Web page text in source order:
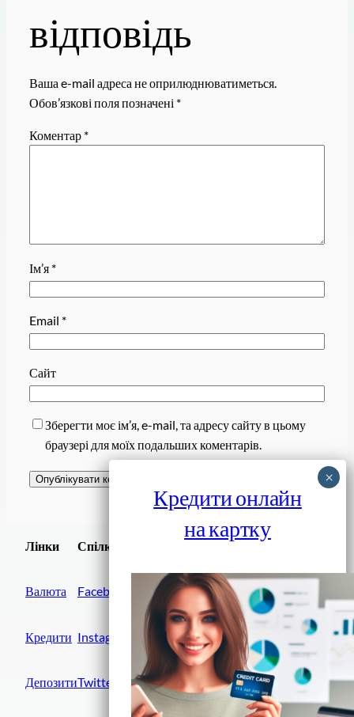
відповідь
Ваша e-mail адреса не оприлюднюватиметься.
Обов’язкові поля позначені *
Коментар *
Ім’я *
Email *
Сайт
Зберегти моє ім’я, e-mail, та адресу сайту в цьому
браузері для моїх подальших коментарів.
Лінки
Валюта
Кредити
Депозити
Спілки
Facebook
Instagram
Twitter
Завантажити
Кредити онлайн
на картку